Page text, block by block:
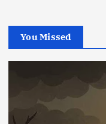
You Missed